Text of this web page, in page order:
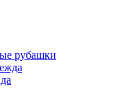
рубашки